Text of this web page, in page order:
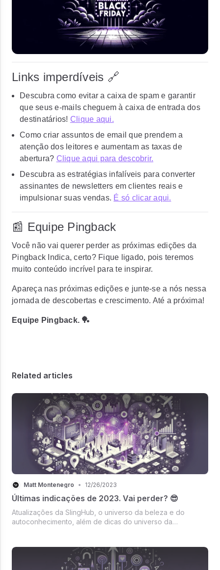
Links imperdíveis 🔗
Descubra como evitar a caixa de spam e garantir
que seus e-mails cheguem à caixa de entrada dos
destinatários! Clique aqui.
Como criar assuntos de email que prendem a
atenção dos leitores e aumentam as taxas de
abertura? Clique aqui para descobrir.
Descubra as estratégias infalíveis para converter
assinantes de newsletters em clientes reais e
impulsionar suas vendas. É só clicar aqui.
📰 Equipe Pingback
Você não vai querer perder as próximas edições da
Pingback Indica, certo? Fique ligado, pois teremos
muito conteúdo incrível para te inspirar.
Apareça nas próximas edições e junte-se a nós nessa
jornada de descobertas e crescimento. Até a próxima!
Equipe Pingback. 🏓
Related articles
Matt Montenegro • 12/26/2023
Últimas indicações de 2023. Vai perder? 😎
Atualizações da SlingHub, o universo da beleza e do
autoconhecimento, além de dicas do universo da